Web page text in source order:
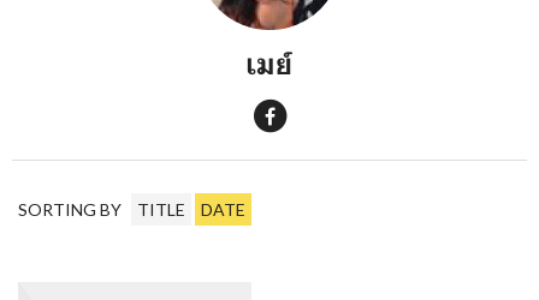
เมย์
SORTING BY TITLE DATE